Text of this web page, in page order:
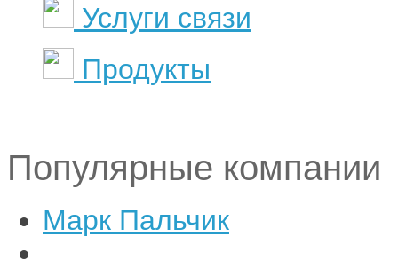
Услуги связи
Продукты
Популярные компании
Марк Пальчик